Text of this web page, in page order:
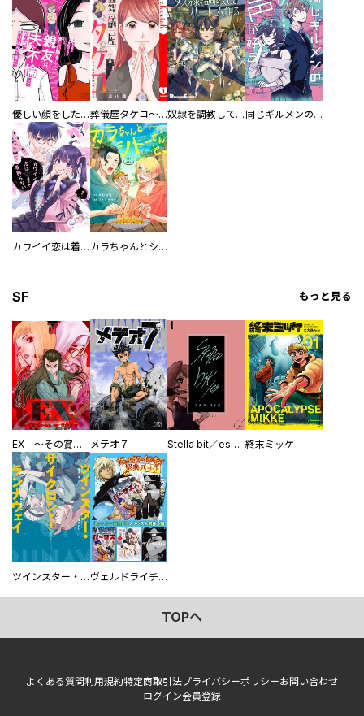
優しい顔をした親友は、夫と不倫して私の家に入り込んできた。 葬儀屋タケコ～あなたの最期、叶えます【電子単行本版】 奴隷を調教してハーレム作る 同じギルメンの声が好き
カワイイ恋は着飾らない カラちゃんとシトーさんと、 【分冊版】
SF もっと見る
EX ～その賞金稼ぎは、世界の出口を探す～【単行本版】 メテオ７ Stella bit／es【単話版】 終末ミッケ
ツインスター・サイクロン・ランナウェイ ヴェルドライチオシ聖典パック 『転スラ』ミニ画集付き シリウス人気作３選
TOPへ
よくある質問利用規約特定商取引法プライバシーポリシーお問い合わせ
ログイン会員登録